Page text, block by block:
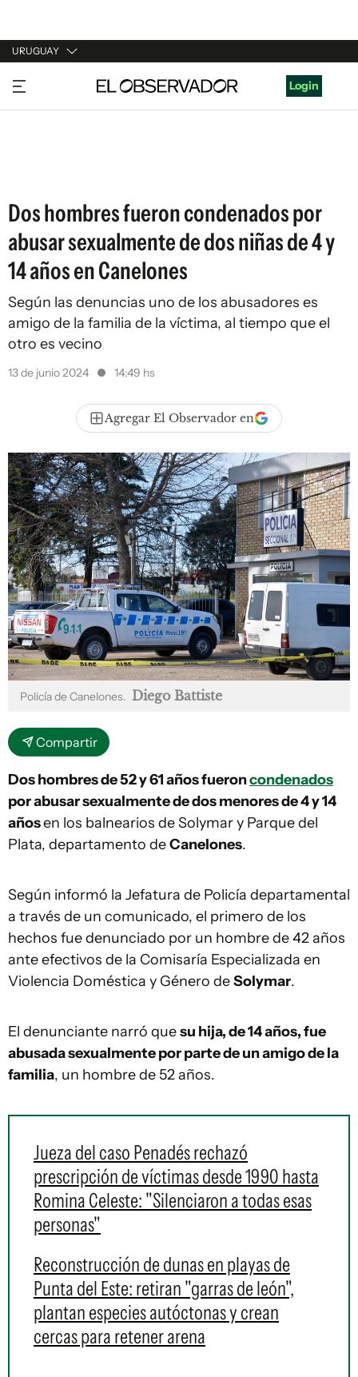
URUGUAY
URUGUAY
ARGENTINA
Login
Dos hombres fueron condenados por
abusar sexualmente de dos niñas de 4 y
14 años en Canelones
Según las denuncias uno de los abusadores es
amigo de la familia de la víctima, al tiempo que el
otro es vecino
13 de junio 2024 14:49 hs
Agregar El Observador en
Policía de Canelones. Diego Battiste
Compartir
Dos hombres de 52 y 61 años fueroncondenados
por abusar sexualmente de dos menores de 4 y 14
añosen los balnearios de Solymar y Parque del
Plata, departamento deCanelones.
Según informó la Jefatura de Policía departamental
a través de un comunicado, el primero de los
hechos fue denunciado por un hombre de 42 años
ante efectivos de la Comisaría Especializada en
Violencia Doméstica y Género deSolymar.
El denunciante narró quesu hija, de 14 años, fue
abusada sexualmente por parte de un amigo de la
familia, un hombre de 52 años.
Jueza del caso Penadés rechazó
prescripción de víctimas desde 1990 hasta
Romina Celeste: "Silenciaron a todas esas
personas"
Reconstrucción de dunas en playas de
Punta del Este: retiran "garras de león",
plantan especies autóctonas y crean
cercas para retener arena